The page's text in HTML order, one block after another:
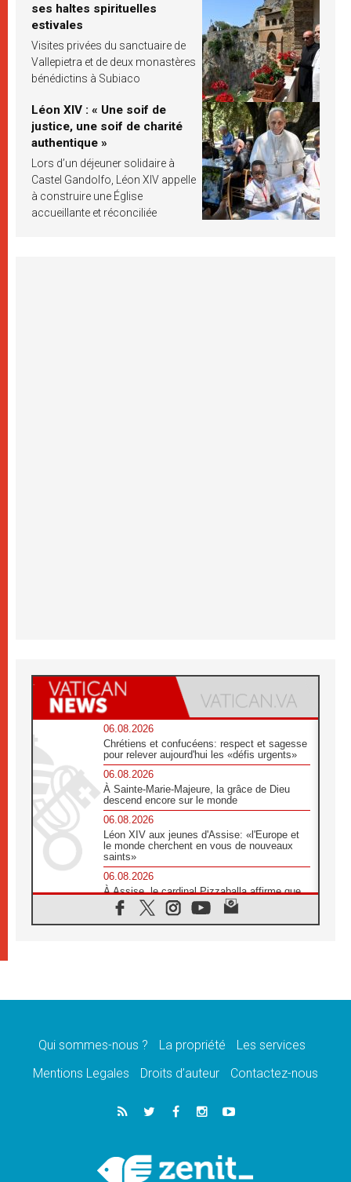
ses haltes spirituelles
estivales
Visites privées du sanctuaire de
Vallepietra et de deux monastères
bénédictins à Subiaco
Léon XIV : « Une soif de
justice, une soif de charité
authentique »
Lors d’un déjeuner solidaire à
Castel Gandolfo, Léon XIV appelle
à construire une Église
accueillante et réconciliée
06.08.2026
Chrétiens et confucéens: respect et sagesse
pour relever aujourd'hui les «défis urgents»
06.08.2026
À Sainte-Marie-Majeure, la grâce de Dieu
descend encore sur le monde
06.08.2026
Léon XIV aux jeunes d'Assise: «l'Europe et
le monde cherchent en vous de nouveaux
saints»
06.08.2026
À Assise, le cardinal Pizzaballa affirme que
«les chrétiens veulent la paix»
06.08.2026
message de paix et de dignité humaine»
«La visite du Pape en Uruguay renforcera
05.08.2026
Le nonce en Ukraine: «Il est inquiétant
Léon XIV au Pérou, une lueur d'espoir pour
un peuple en quête de paix
Qui sommes-nous ? La propriété
Les services
Mentions Legales
Droits d’auteur Contactez-nous